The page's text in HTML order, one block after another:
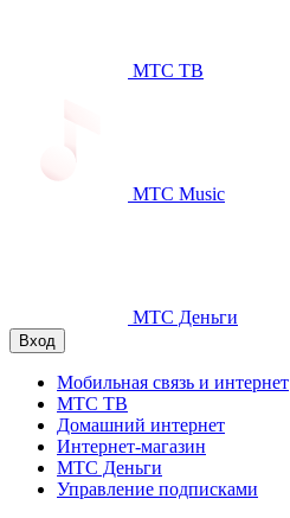
МТС ТВ
МТС Music
МТС Деньги
Вход
Мобильная связь и интернет
МТС ТВ
Домашний интернет
Интернет-магазин
МТС Деньги
Управление подписками